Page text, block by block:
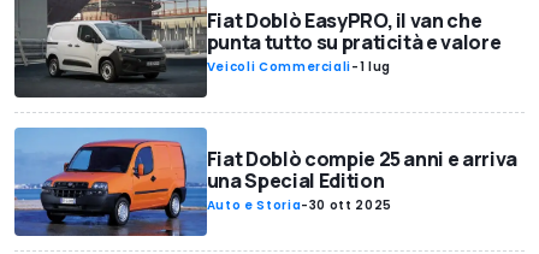
Fiat Doblò EasyPRO, il van che
punta tutto su praticità e valore
Veicoli Commerciali-1 lug
Fiat Doblò compie 25 anni e arriva
una Special Edition
Auto e Storia-30 ott 2025